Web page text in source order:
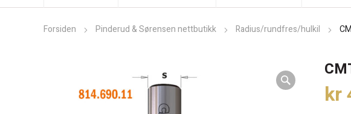
Forsiden Pinderud & Sørensen nettbutikk Radius/rundfres/hulkil
kr